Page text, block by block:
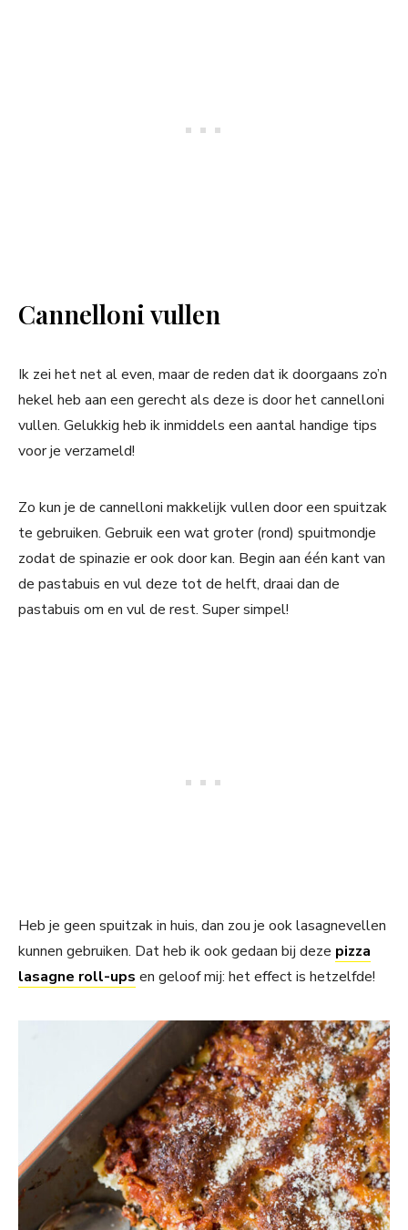
Cannelloni vullen
Ik zei het net al even, maar de reden dat ik doorgaans zo’n
hekel heb aan een gerecht als deze is door het cannelloni
vullen. Gelukkig heb ik inmiddels een aantal handige tips
voor je verzameld!
Zo kun je de cannelloni makkelijk vullen door een spuitzak
te gebruiken. Gebruik een wat groter (rond) spuitmondje
zodat de spinazie er ook door kan. Begin aan één kant van
de pastabuis en vul deze tot de helft, draai dan de
pastabuis om en vul de rest. Super simpel!
Heb je geen spuitzak in huis, dan zou je ook lasagnevellen
kunnen gebruiken. Dat heb ik ook gedaan bij deze pizza
lasagne roll-ups en geloof mij: het effect is hetzelfde!